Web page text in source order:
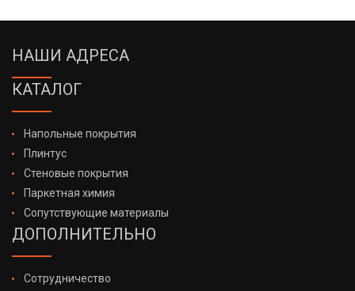
НАШИ АДРЕСА
КАТАЛОГ
Напольные покрытия
Плинтус
Стеновые покрытия
Паркетная химия
Сопутствующие материалы
ДОПОЛНИТЕЛЬНО
Сотрудничество